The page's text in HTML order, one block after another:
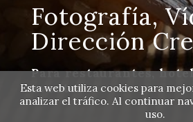
Fotografía,
Dirección
Para restaurantes,
eventos
Esta web utiliza cookies para
analizar el tráfico. Al continuar
uso.